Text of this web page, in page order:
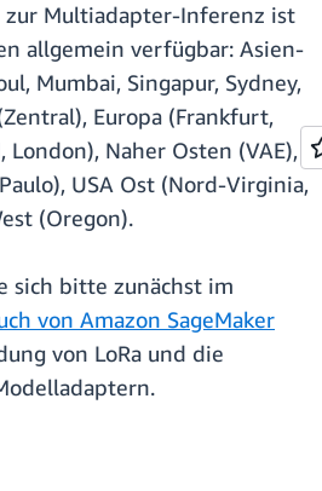
zur Multiadapter-Inferenz ist
allgemein verfügbar: Asien-
Mumbai, Singapur, Sydney,
Europa (Frankfurt,
London), Naher Osten (VAE),
USA Ost (Nord-Virginia,
(Oregon).
sich bitte zunächst im
von Amazon SageMaker
von LoRa und die